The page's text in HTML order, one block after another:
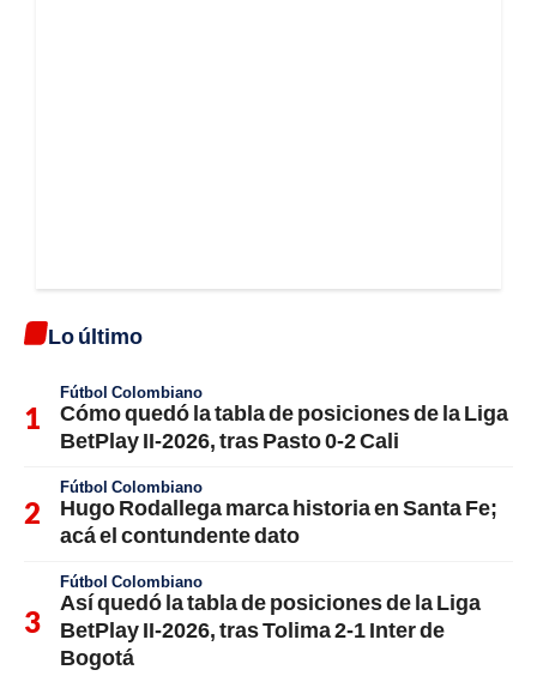
Lo último
Fútbol Colombiano
Cómo quedó la tabla de posiciones de la Liga
BetPlay II-2026, tras Pasto 0-2 Cali
Fútbol Colombiano
Hugo Rodallega marca historia en Santa Fe;
acá el contundente dato
Fútbol Colombiano
Así quedó la tabla de posiciones de la Liga
BetPlay II-2026, tras Tolima 2-1 Inter de
Bogotá